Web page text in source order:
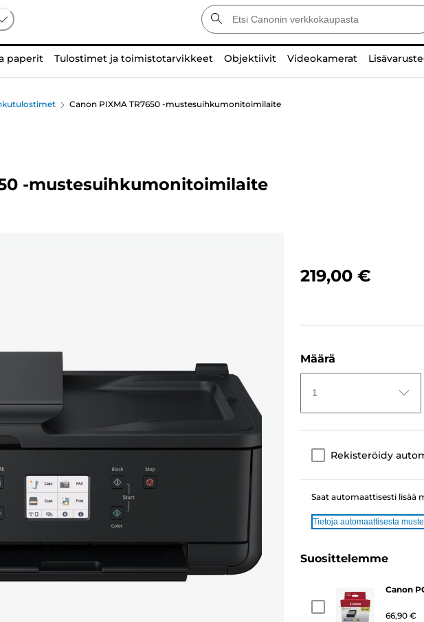
paperit Tulostimet ja toimistotarvikkeet Objektiivit Videokamerat
Canon PIXMA TR7650 -mustesuihkumonitoimilaite
-mustesuihkumonitoimilaite
219,00 €
Määrä
1
Rekisteröidy
Saat automaattisesti lisää
Tietoja automaattisesta
Suosittelemme
Canon
66,90 €